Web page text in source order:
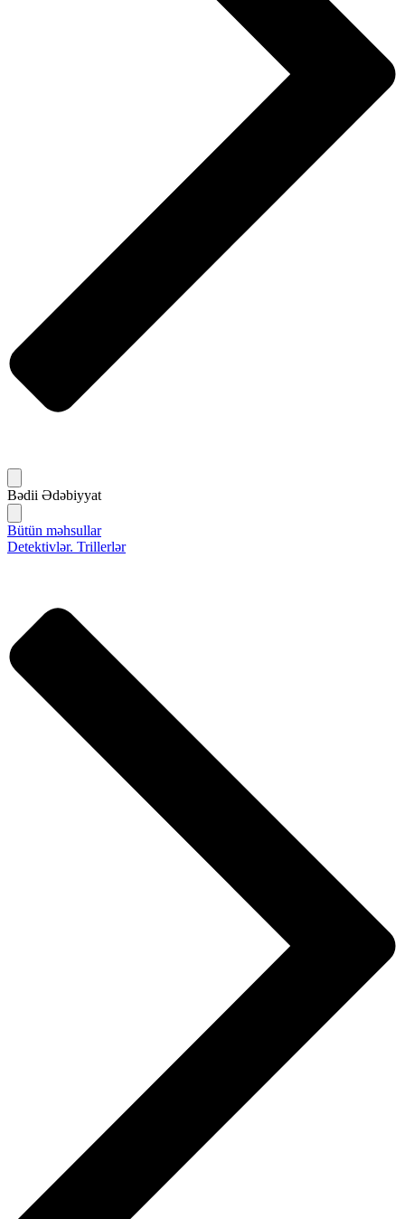
Bədii Ədəbiyyat
Bütün məhsullar
Detektivlər. Trillerlər